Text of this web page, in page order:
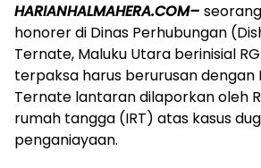
HARIANHALMAHERA.COM–
honorer di Dinas Perhubungan
Ternate, Maluku Utara berinisial RG
terpaksa harus berurusan dengan
Ternate lantaran dilaporkan oleh
rumah tangga (IRT) atas kasus
penganiayaan.